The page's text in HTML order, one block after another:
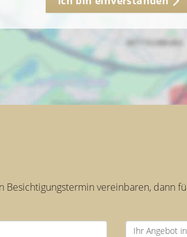
vereinbaren, dann